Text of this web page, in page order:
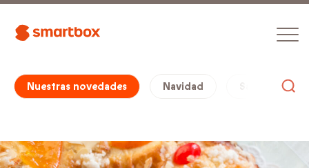
Nuestras novedades Navidad San Valentín